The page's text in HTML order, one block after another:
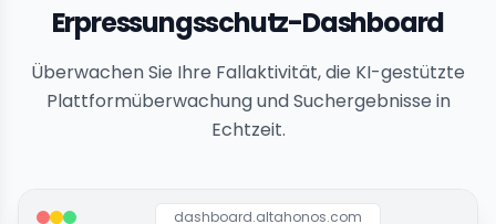
Erpressungsschutz-Dashboard
Überwachen Sie Ihre Fallaktivität, die KI-gestützte
Plattformüberwachung und Suchergebnisse in
Echtzeit.
dashboard.altahonos.com